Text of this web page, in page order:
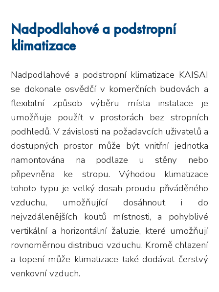
Nadpodlahové a podstropní
klimatizace
Nadpodlahové a podstropní klimatizace KAISAI
se dokonale osvědčí v komerčních budovách a
flexibilní způsob výběru místa instalace je
umožňuje použít v prostorách bez stropních
podhledů. V závislosti na požadavcích uživatelů a
dostupných prostor může být vnitřní jednotka
namontována na podlaze u stěny nebo
připevněna ke stropu. Výhodou klimatizace
tohoto typu je velký dosah proudu přiváděného
vzduchu, umožňující dosáhnout i do
nejvzdálenějších koutů místnosti, a pohyblivé
vertikální a horizontální žaluzie, které umožňují
rovnoměrnou distribuci vzduchu. Kromě chlazení
a topení může klimatizace také dodávat čerstvý
venkovní vzduch.